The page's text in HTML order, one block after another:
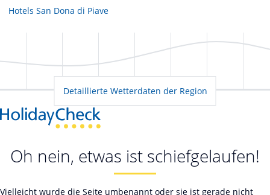
Hotels San Dona di Piave
Detaillierte Wetterdaten der Region
Oh nein, etwas ist schiefgelaufen!
Vielleicht wurde die Seite umbenannt oder sie ist gerade nicht